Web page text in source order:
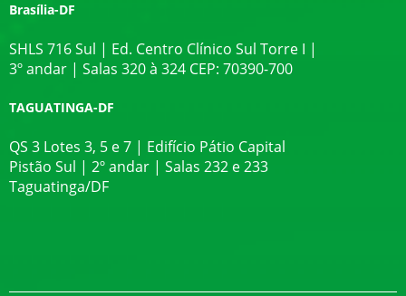
Brasília-DF
SHLS 716 Sul | Ed. Centro Clínico Sul Torre I |
3º andar | Salas 320 à 324 CEP: 70390-700
TAGUATINGA-DF
QS 3 Lotes 3, 5 e 7 | Edifício Pátio Capital
Pistão Sul | 2º andar | Salas 232 e 233
Taguatinga/DF